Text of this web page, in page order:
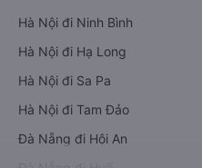
Hà Nội đi Ninh Bình
Hà Nội đi Hạ Long
Hà Nội đi Sa Pa
Hà Nội đi Tam Đảo
Đà Nẵng đi Hội An